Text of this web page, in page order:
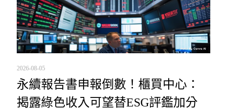
2026-08-05
永續報告書申報倒數！櫃買中心：
揭露綠色收入可望替ESG評鑑加分